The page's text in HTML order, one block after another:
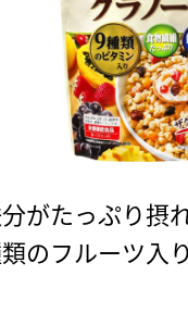
がたっぷり摂
のフルーツ入